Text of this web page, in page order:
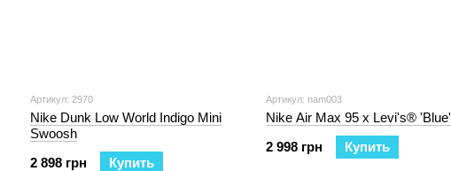
Артикул: 2970
Nike Dunk Low World Indigo Mini
Swoosh
2 898 грн
Купить
Артикул: nam003
Nike Air Max 95 x Levi's® 'Blue'
2 998 грн
Купить